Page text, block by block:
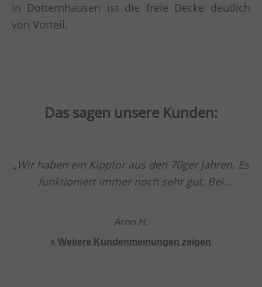
in Dotternhausen ist die freie Decke deutlich
von Vorteil.
Das sagen unsere Kunden:
Wir haben ein Kipptor aus den 70ger Jahren. Es
funktioniert immer noch sehr gut. Bei
Service und Beratung gemacht.
Arno H.
» Weitere Kundenmeinungen zeigen